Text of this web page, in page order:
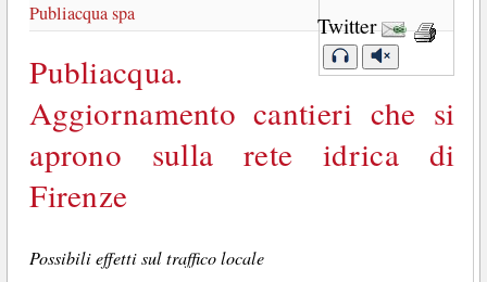
Twitter
Publiacqua spa
Publiacqua.
Aggiornamento cantieri che si
aprono sulla rete idrica di
Firenze
Possibili effetti sul traffico locale